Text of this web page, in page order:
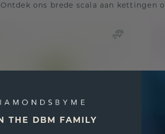
Ontdek ons brede scala aan kettingen
THE DBM FAMILY